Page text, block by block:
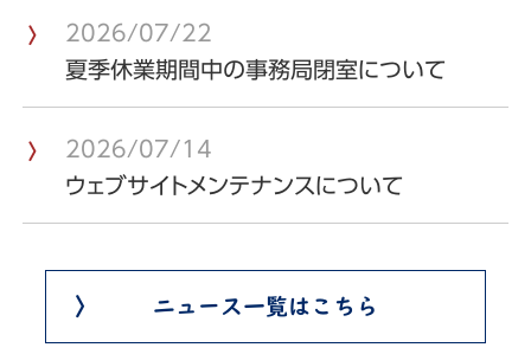
2026/07/22
夏季休業期間中の事務局閉室について
2026/07/14
ウェブサイトメンテナンスについて
ニュース一覧はこちら